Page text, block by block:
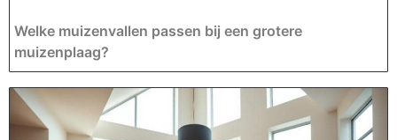
Welke muizenvallen passen bij een grotere
muizenplaag?